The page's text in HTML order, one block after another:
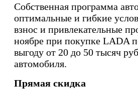
Собственная программа
оптимальные и гибкие
взнос и привлекательные
ноябре при покупке LADA
выгоду от 20 до 50 тысяч
автомобиля.
Прямая скидка